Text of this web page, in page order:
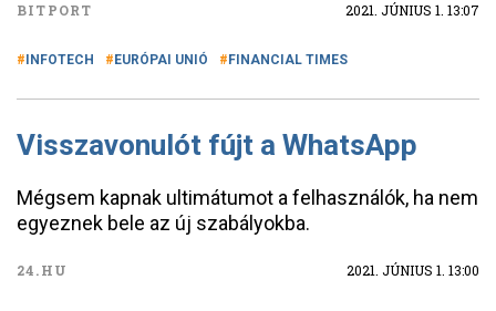
BITPORT 2021. JÚNIUS 1. 13:07
INFOTECH EURÓPAI UNIÓ FINANCIAL TIMES
Visszavonulót fújt a WhatsApp
Mégsem kapnak ultimátumot a felhasználók, ha nem
egyeznek bele az új szabályokba.
24.HU 2021. JÚNIUS 1. 13:00